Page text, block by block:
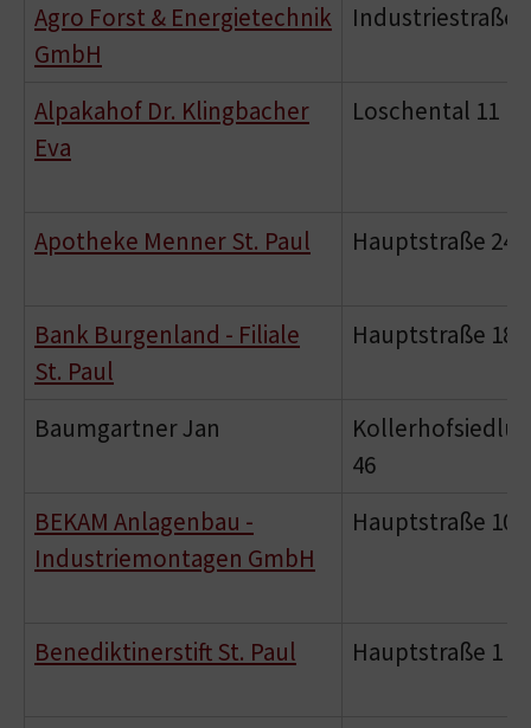
Agro Forst & Energietechnik
GmbH
Industriestraße
Alpakahof Dr. Klingbacher
Eva
Loschental 11
Apotheke Menner St. Paul Hauptstraße 24
Bank Burgenland - Filiale
St. Paul
Hauptstraße 18
Baumgartner Jan
46
BEKAM Anlagenbau -
Industriemontagen GmbH
Hauptstraße 10
Benediktinerstift St. Paul Hauptstraße 1